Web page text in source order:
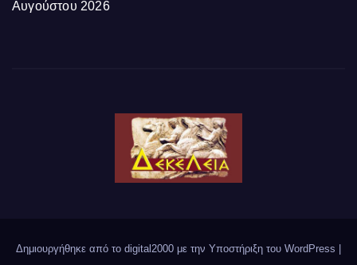
Αυγούστου 2026
Δημιουργήθηκε από το digital2000 με την Υποστήριξη του WordPress